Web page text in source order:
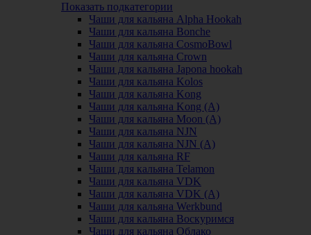
Показать подкатегории
Чаши для кальяна Alpha Hookah
Чаши для кальяна Bonche
Чаши для кальяна CosmoBowl
Чаши для кальяна Crown
Чаши для кальяна Japona hookah
Чаши для кальяна Kolos
Чаши для кальяна Kong
Чаши для кальяна Kong (A)
Чаши для кальяна Moon (А)
Чаши для кальяна NJN
Чаши для кальяна NJN (А)
Чаши для кальяна RF
Чаши для кальяна Telamon
Чаши для кальяна VDK
Чаши для кальяна VDK (А)
Чаши для кальяна Werkbund
Чаши для кальяна Воскуримся
Чаши для кальяна Облако